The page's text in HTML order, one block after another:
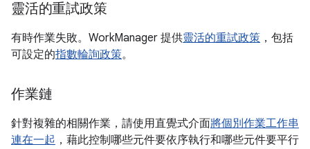
靈活的重試政策
有時作業失敗。WorkManager 提供靈活的重試政策 ，包括
可設定的指數輪詢政策。
作業鏈
針對複雜的相關作業，請使用直覺式介面將個別作業工作串
連在一起 ，藉此控制哪些元件要依序執行和哪些元件要平行